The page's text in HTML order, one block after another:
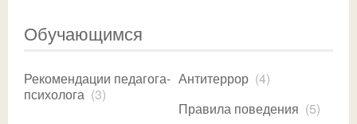
Обучающимся
Рекомендации педагога-
психолога (3)
Антитеррор (4)
Правила поведения (5)